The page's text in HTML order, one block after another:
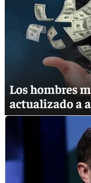
Los hombres
actualizado a